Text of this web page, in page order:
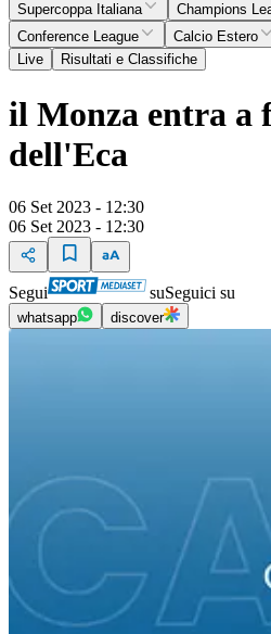
Supercoppa Italiana
Champions
Conference League
Calcio Estero
Live
Risultati e Classifiche
il Monza entra a
dell'Eca
06 Set 2023 - 12:30
06 Set 2023 - 12:30
Segui suSeguici su
whatsapp discover